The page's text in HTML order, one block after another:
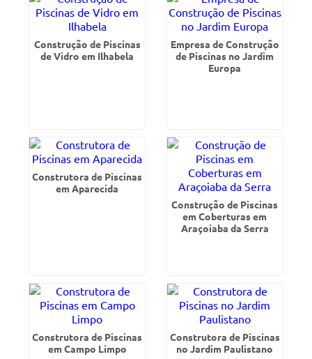
Construção de Piscinas
de Vidro em Ilhabela
Empresa de Construção
de Piscinas no Jardim
Europa
Construtora de Piscinas
em Aparecida
Construção de Piscinas
em Coberturas em
Araçoiaba da Serra
Construtora de Piscinas
em Campo Limpo
Construtora de Piscinas
no Jardim Paulistano